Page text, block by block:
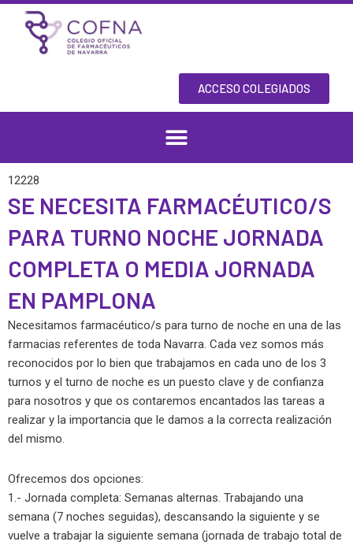
Skip
content
ACCESO COLEGIADOS
12228
SE NECESITA FARMACÉUTICO/S
PARA TURNO NOCHE JORNADA
COMPLETA O MEDIA JORNADA
EN PAMPLONA
Necesitamos farmacéutico/s para turno de noche en una de las
farmacias referentes de toda Navarra. Cada vez somos más
reconocidos por lo bien que trabajamos en cada uno de los 3
turnos y el turno de noche es un puesto clave y de confianza
para nosotros y que os contaremos encantados las tareas a
realizar y la importancia que le damos a la correcta realización
del mismo.
Ofrecemos dos opciones:
1.- Jornada completa: Semanas alternas. Trabajando una
semana (7 noches seguidas), descansando la siguiente y se
vuelve a trabajar la siguiente semana (jornada de trabajo total de